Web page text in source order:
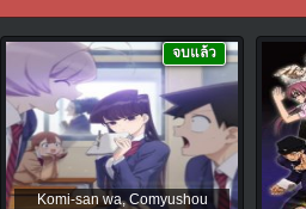
Komi-san wa, Comyushou
จบแล้ว